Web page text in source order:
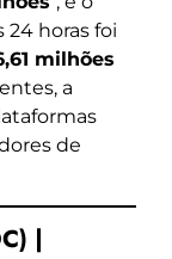
horas foi
milhões
a
de
|